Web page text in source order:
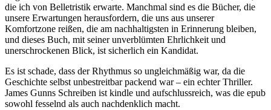
die ich von Belletristik erwarte. Manchmal sind es die Bücher, die
unsere Erwartungen herausfordern, die uns aus unserer
Komfortzone reißen, die am nachhaltigsten in Erinnerung bleiben,
und dieses Buch, mit seiner unverblümten Ehrlichkeit und
unerschrockenen Blick, ist sicherlich ein Kandidat.
Es ist schade, dass der Rhythmus so ungleichmäßig war, da die
Geschichte selbst unbestreitbar packend war – ein echter Thriller.
James Gunns Schreiben ist kindle und aufschlussreich, was die epub
sowohl fesselnd als auch nachdenklich macht.